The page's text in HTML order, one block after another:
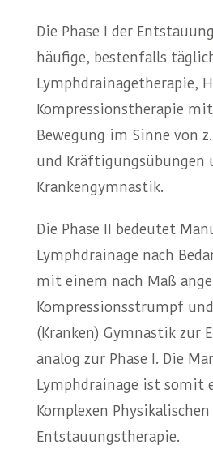
Die Phase I der
häufige, bestenfalls
Lymphdrainagetherapie,
Kompressionstherapie
Bewegung im Sinne von
und Kräftigungsübungen
Krankengymnastik.
Die Phase II bedeutet
Lymphdrainage nach
mit einem nach Maß
Kompressionsstrumpf
(Kranken) Gymnastik zur
analog zur Phase I. Die
Lymphdrainage ist somit
Komplexen Physikalischen
Entstauungstherapie.